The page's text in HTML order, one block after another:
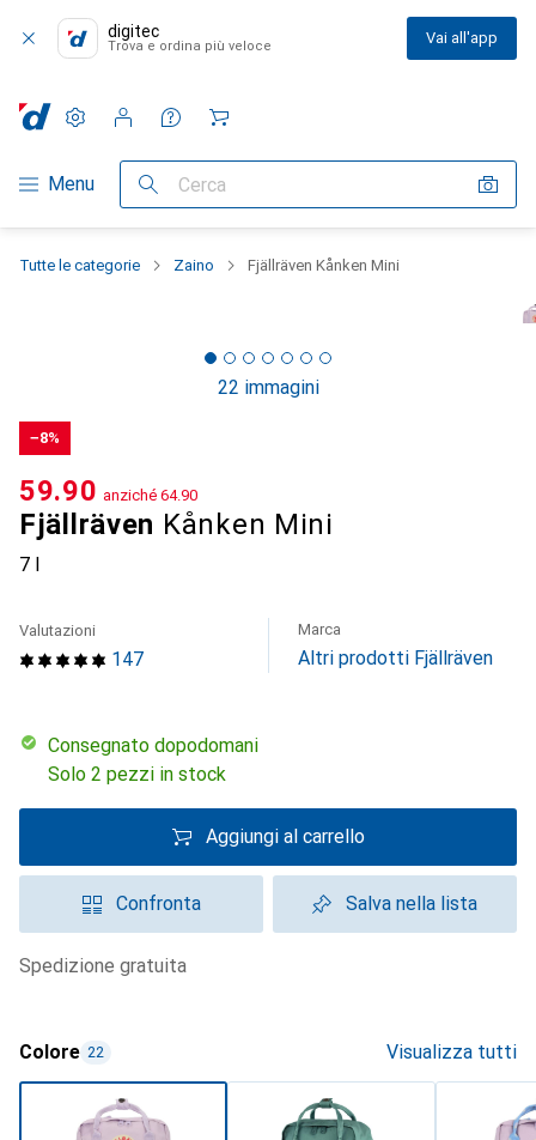
digitec
Trova e ordina più veloce Vai all'app
Categoria Navigazione
Menu Cerca
Impostazioni
Conto cliente
Liste di confronto
Liste dei desideri
Carrello
Tutte le categorie Zaino Fjällräven Kånken Mini
22 immagini
−8%
Fjällräven Kånken Mini
7 l
CHF
59.90 anziché CHF
64.90
147
Valutazioni Marca
Altri prodotti Fjällräven
Consegnato dopodomani
Solo 2 pezzi in stock
Aggiungi al carrello
Confronta Salva nella lista
spedizione gratuita
Colore 22 Visualizza tutti